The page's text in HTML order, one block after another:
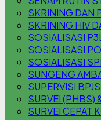
SKRINING DAN
SKRINING HIV
SOSIALISASI
SOSIALISASI
SOSIALISASI
SUNGENG
SUPERVISI
SURVEI (PHBS)
SURVEI CEPAT